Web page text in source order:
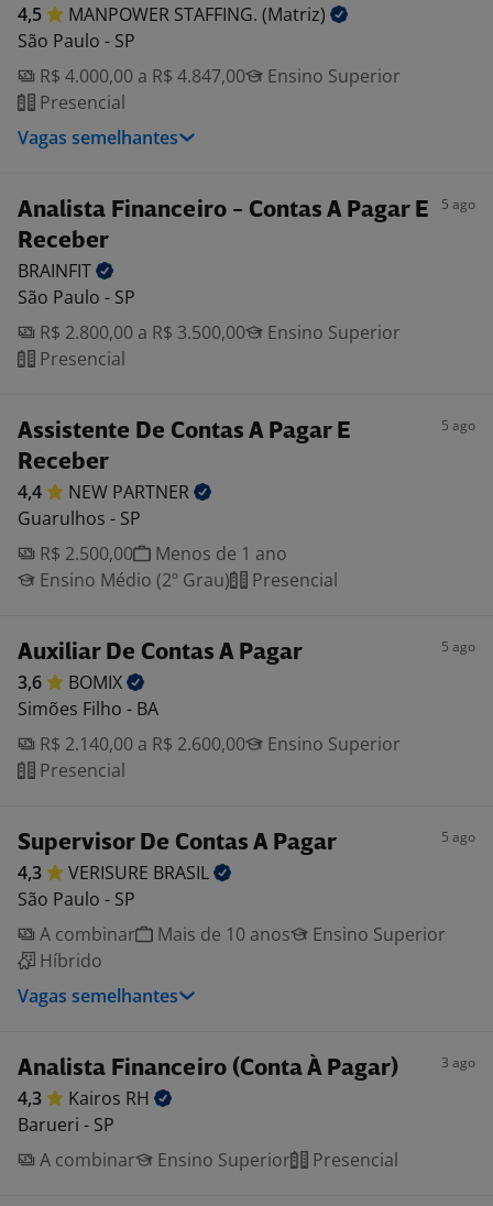
4,5 MANPOWER STAFFING. (Matriz)
São Paulo - SP
R$ 4.000,00 a R$ 4.847,00
Ensino Superior
Presencial
Vagas semelhantes
Analista Financeiro - Contas A Pagar E
Receber
5 ago
BRAINFIT
São Paulo - SP
R$ 2.800,00 a R$ 3.500,00
Ensino Superior
Presencial
Assistente De Contas A Pagar E
Receber
5 ago
4,4 NEW PARTNER
Guarulhos - SP
R$ 2.500,00
Menos de 1 ano
Ensino Médio (2º Grau)
Presencial
Auxiliar De Contas A Pagar 5 ago
3,6
BOMIX
Simões Filho - BA
R$ 2.140,00 a R$ 2.600,00
Ensino Superior
Presencial
Supervisor De Contas A Pagar 5 ago
4,3 VERISURE BRASIL
São Paulo - SP
A combinar
Mais de 10 anos
Ensino Superior
Híbrido
Vagas semelhantes
Analista Financeiro (Conta À Pagar) 3 ago
4,3 Kairos RH
Barueri - SP
A combinar
Ensino Superior Presencial